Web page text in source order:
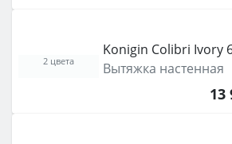
Konigin Colibri Ivory
Вытяжка настенная
13
2 цвета